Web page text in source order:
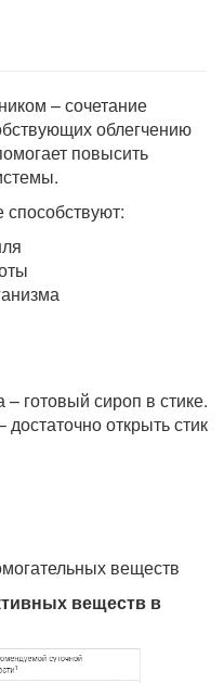
– сочетание
облегчению
повысить
готовый сироп в стике.
открыть стик
веществ
веществ в